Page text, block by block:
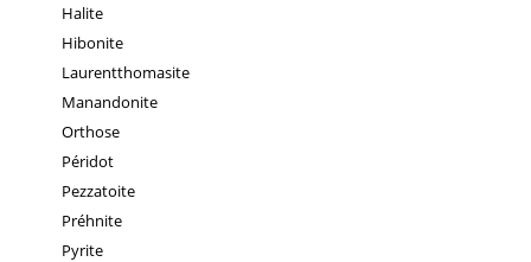
Halite
Hibonite
Laurentthomasite
Manandonite
Orthose
Péridot
Pezzatoite
Préhnite
Pyrite